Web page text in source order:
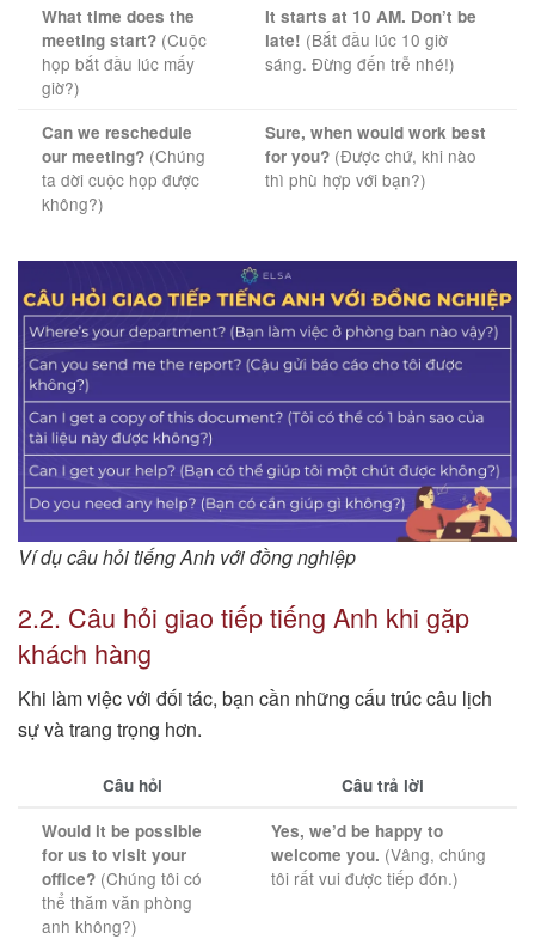
What time does the
meeting start? (Cuộc
họp bắt đầu lúc mấy
giờ?)
It starts at 10 AM. Don’t be
late! (Bắt đầu lúc 10 giờ
sáng. Đừng đến trễ nhé!)
Can we reschedule
our meeting? (Chúng
ta dời cuộc họp được
không?)
Sure, when would work best
for you? (Được chứ, khi nào
thì phù hợp với bạn?)
Ví dụ câu hỏi tiếng Anh với đồng nghiệp
2.2. Câu hỏi giao tiếp tiếng Anh khi gặp
khách hàng
Khi làm việc với đối tác, bạn cần những cấu trúc câu lịch
sự và trang trọng hơn.
Câu hỏi
Câu trả lời
Would it be possible
for us to visit your
office? (Chúng tôi có
thể thăm văn phòng
anh không?)
Yes, we’d be happy to
welcome you. (Vâng, chúng
tôi rất vui được tiếp đón.)